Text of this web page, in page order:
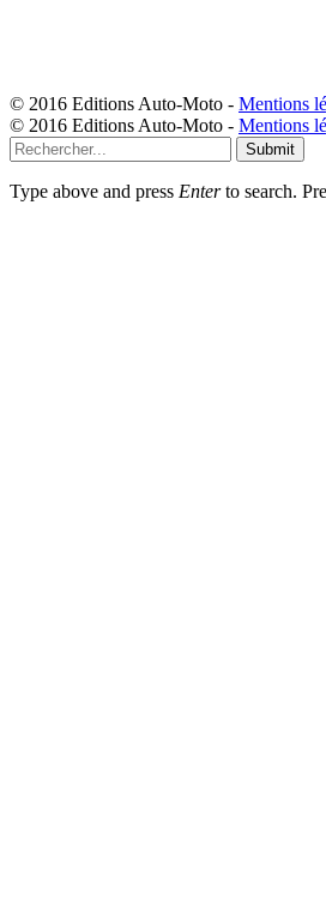
© 2016 Editions Auto-Moto - Mentions
© 2016 Editions Auto-Moto - Mentions
Submit
Type above and press Enterto search.